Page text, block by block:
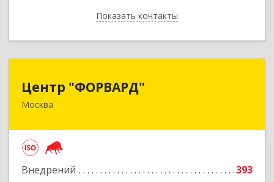
Показать контакты
Назад
Центр "ФОРВАРД"
Москва
Внедрений 393
123060, Москва г, Маршала Рыбалко ул, дом №